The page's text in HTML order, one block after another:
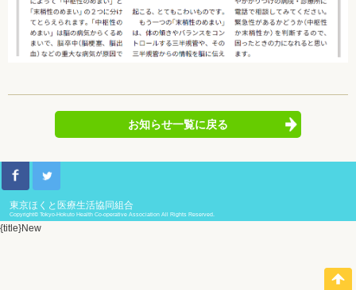
お知らせ一覧に戻る
東京ほくと医療生活協同組合
Copyright© Tokyo-Hokuto Health Co-operative Association All Rights Reserved.
{title}New